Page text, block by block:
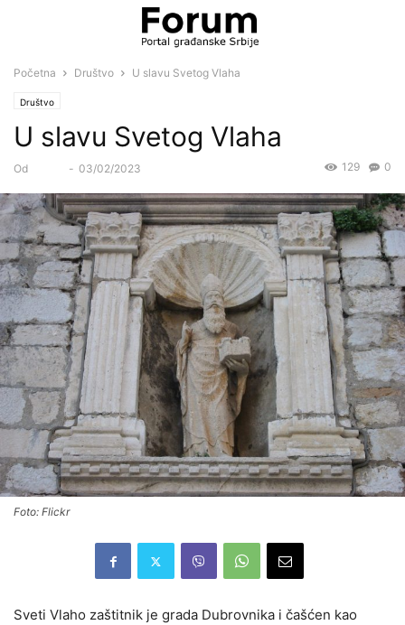
Početna Društvo U slavu Svetog Vlaha
Društvo
U slavu Svetog Vlaha
Od - 03/02/2023 0
129
Foto: Flickr
Sveti Vlaho zaštitnik je grada Dubrovnika i čašćen kao